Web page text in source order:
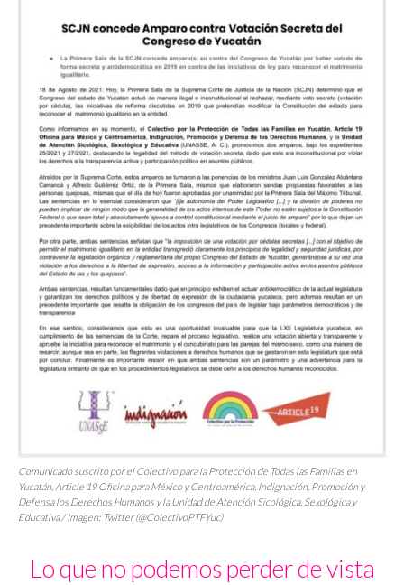
Comunicado suscrito por el Colectivo para la Protección de Todas las Familias en
Yucatán, Article 19 Oficina para México y Centroamérica, Indignación, Promoción y
Defensa los Derechos Humanos y la Unidad de Atención Sicológica, Sexológica y
Educativa / Imagen: Twitter (@ColectivoPTFYuc)
Lo que no podemos perder de vista